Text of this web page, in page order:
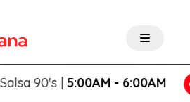
90's |5:00AM - 6:00AM